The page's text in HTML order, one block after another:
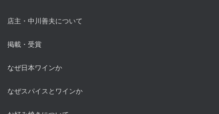
店主・中川善夫について
掲載・受賞
なぜ日本ワインか
なぜスパイスとワインか